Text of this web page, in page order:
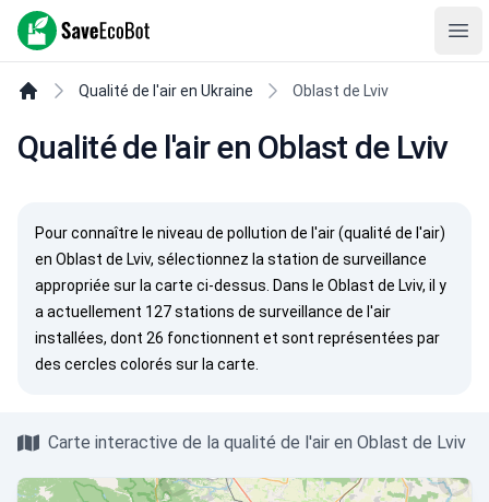
SaveEcoBot
Qualité de l'air en Ukraine Oblast de Lviv
Qualité de l'air en Oblast de Lviv
Pour connaître le niveau de pollution de l'air (qualité de l'air)
en Oblast de Lviv, sélectionnez la station de surveillance
appropriée sur la carte ci-dessus. Dans le Oblast de Lviv, il y
a actuellement 127 stations de surveillance de l'air
installées, dont 26 fonctionnent et sont représentées par
des cercles colorés sur la carte.
Carte interactive de la qualité de l'air en Oblast de Lviv